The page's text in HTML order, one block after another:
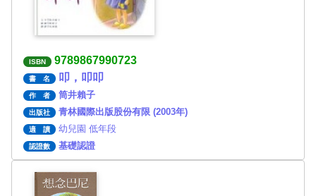
ISBN 9789867990723
書 名 叩，叩叩
作 者 筒井賴子
出版社 青林國際出版股份有限 (2003年)
適 讀 幼兒園 低年段
認證數 基礎認證